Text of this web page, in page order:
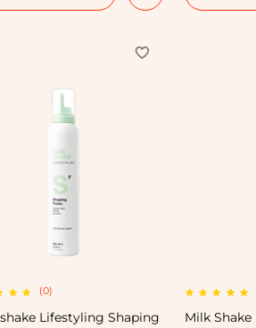
(0)
Lifestyling Shaping
Milk Shake